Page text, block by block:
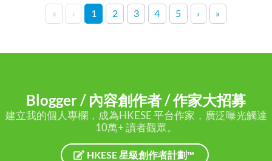
« ‹ 1 2 3 4 5 › »
Blogger / 內容創作者 / 作家大招募
建立我的個人專欄，成為HKESE 平台作家，廣泛曝光觸達
10萬+ 讀者觀眾。
HKESE 星級創作者計劃™